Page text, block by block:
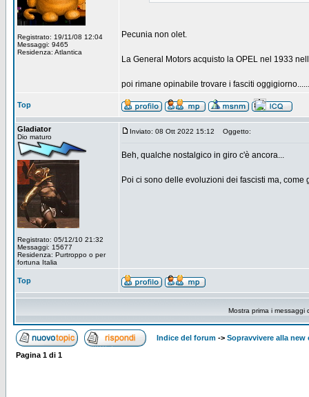
Registrato: 19/11/08 12:04
Messaggi: 9465
Residenza: Atlantica
Pecunia non olet.
La General Motors acquisto la OPEL nel 1933
poi rimane opinabile trovare i fasciti
Top
Gladiator
Dio maturo
Registrato: 05/12/10 21:32
Messaggi: 15677
Residenza: Purtroppo o per
fortuna Italia
Inviato: 08 Ott 2022 15:12 Oggetto:
Beh, qualche nostalgico in giro c'è ancora...
Poi ci sono delle evoluzioni dei fascisti ma,
Top
Mostra prima i messaggi
Indice del forum -> Sopravvivere alla new
Pagina 1 di 1